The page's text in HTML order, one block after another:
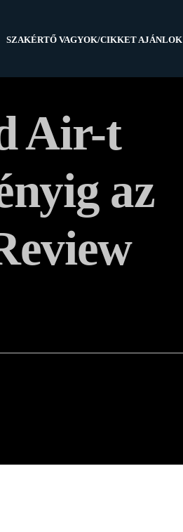
SZAKÉRTŐ VAGYOK/CIKKET AJÁNLOK
Air-t
az